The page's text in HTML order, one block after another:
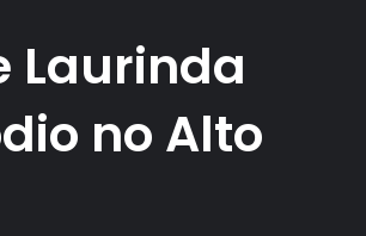
Laurinda
no Alto